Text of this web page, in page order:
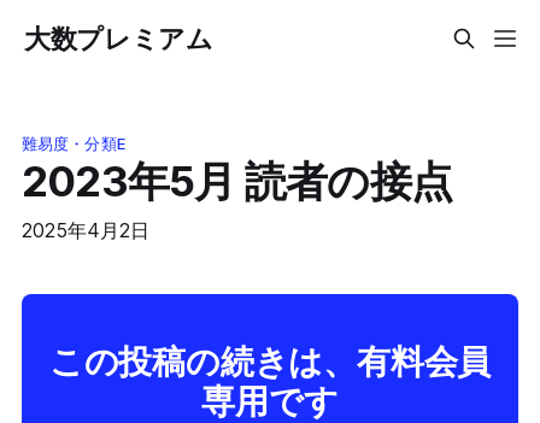
大数プレミアム
難易度・分類E
2023年5月 読者の接点
2025年4月2日
この投稿の続きは、有料会員
専用です